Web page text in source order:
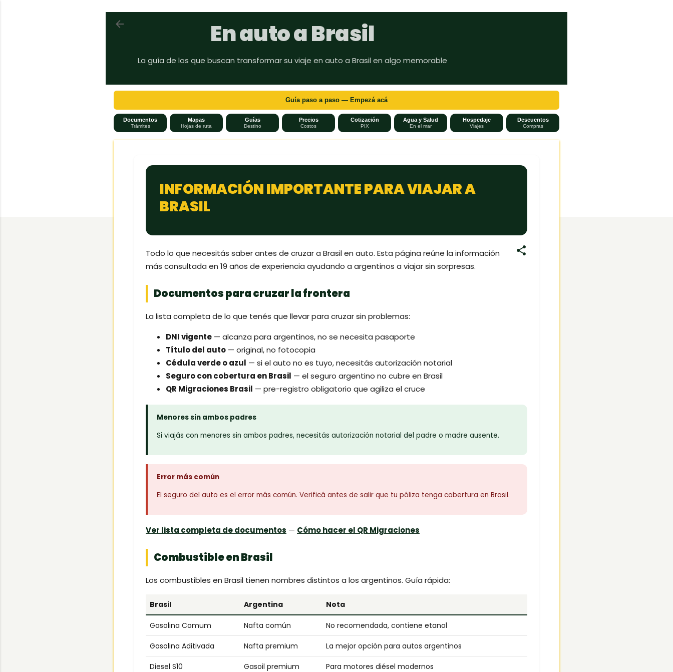
Ir al contenido principal
En auto a Brasil
La guía de los que buscan transformar su viaje en auto a Brasil en algo memorable
Guía paso a paso — Empezá acá
Documentos
Trámites
Mapas
Hojas de ruta
Guías
Destino
Precios
Costos
Cotización
PIX
Agua y Salud
En el mar
Hospedaje
Viajes
Descuentos
Compras
INFORMACIÓN IMPORTANTE PARA VIAJAR A
BRASIL
Todo lo que necesitás saber antes de cruzar a Brasil en auto. Esta página reúne la información
más consultada en 19 años de experiencia ayudando a argentinos a viajar sin sorpresas.
Documentos para cruzar la frontera
La lista completa de lo que tenés que llevar para cruzar sin problemas:
DNI vigente — alcanza para argentinos, no se necesita pasaporte
Título del auto — original, no fotocopia
Cédula verde o azul — si el auto no es tuyo, necesitás autorización notarial
Seguro con cobertura en Brasil — el seguro argentino no cubre en Brasil
QR Migraciones Brasil — pre-registro obligatorio que agiliza el cruce
Menores sin ambos padres
Si viajás con menores sin ambos padres, necesitás autorización notarial del padre o madre ausente.
Error más común
El seguro del auto es el error más común. Verificá antes de salir que tu póliza tenga cobertura en Brasil.
Ver lista completa de documentos — Cómo hacer el QR Migraciones
Combustible en Brasil
Los combustibles en Brasil tienen nombres distintos a los argentinos. Guía rápida:
Brasil Argentina Nota
Gasolina Comum Nafta común No recomendada, contiene etanol
Gasolina Aditivada Nafta premium La mejor opción para autos argentinos
Diesel S10 Gasoil premium Para motores diésel modernos